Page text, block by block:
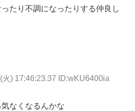
たり不調になったりする仲良し
火) 17:46:23.37 ID:wKU6400ia
なくなるんかな